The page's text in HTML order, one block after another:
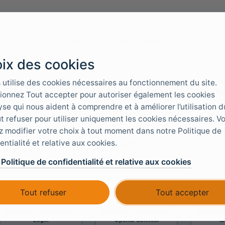
d’application
d’applicationOpenID ConnectFoxIDs permet
les utilisateurs via FoxIDs et de recevoir des jetons
et FoxIDs est l’OpenID Provider (OP).
des cookies
utilise des cookies nécessaires au fonctionnement du site.
Tout accepter pour autoriser également les cookies
qui nous aident à comprendre et à améliorer l’utilisation
refuser pour utiliser uniquement les cookies nécessaires.
modifier votre choix à tout moment dans notre Politique de
et relative aux cookies.
Politique de confidentialité et relative aux cookies
Tout refuser Tout accepter